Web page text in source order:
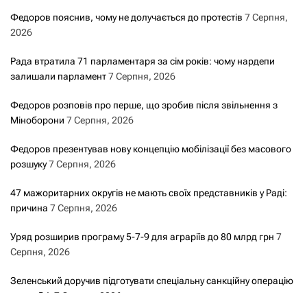
Федоров пояснив, чому не долучається до протестів 7 Серпня,
2026
Рада втратила 71 парламентаря за сім років: чому нардепи
залишали парламент7 Серпня, 2026
Федоров розповів про перше, що зробив після звільнення з
Міноборони 7 Серпня, 2026
Федоров презентував нову концепцію мобілізації без масового
розшуку7 Серпня, 2026
47 мажоритарних округів не мають своїх представників у Раді:
причина 7 Серпня, 2026
Уряд розширив програму 5-7-9 для аграріїв до 80 млрд грн 7
Серпня, 2026
Зеленський доручив підготувати спеціальну санкційну операцію